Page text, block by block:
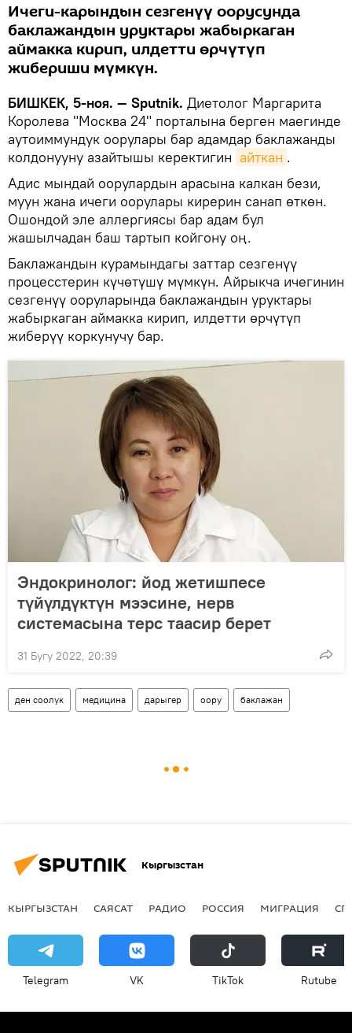
Ичеги-карындын сезгенүү оорусунда
баклажандын уруктары жабыркаган
аймакка кирип, илдетти өрчүтүп
жибериши мүмкүн.
БИШКЕК, 5-ноя. — Sputnik. Диетолог Маргарита
Королева "Москва 24" порталына берген маегинде
аутоиммундук оорулары бар адамдар баклажанды
колдонууну азайтышы керектигин айткан .
Адис мындай оорулардын арасына калкан бези,
муун жана ичеги оорулары кирерин санап өткөн.
Ошондой эле аллергиясы бар адам бул
жашылчадан баш тартып койгону оң.
Баклажандын курамындагы заттар сезгенүү
процесстерин күчөтүшү мүмкүн. Айрыкча ичегинин
сезгенүү ооруларында баклажандын уруктары
жабыркаган аймакка кирип, илдетти өрчүтүп
жиберүү коркунучу бар.
Эндокринолог: йод жетишпесе
түйүлдүктүн мээсине, нерв
системасына терс таасир берет
31 Бугу 2022, 20:39
ден соолук медицина дарыгер оору баклажан
Кыргызстан
КЫРГЫЗСТАН САЯСАТ РАДИО РОССИЯ МИГРАЦИЯ
Telegram VK ТikТоk Rutube